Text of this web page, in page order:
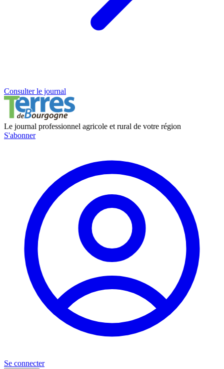
Consulter le journal
Le journal professionnel agricole et rural de votre région
S'abonner
Se connecter